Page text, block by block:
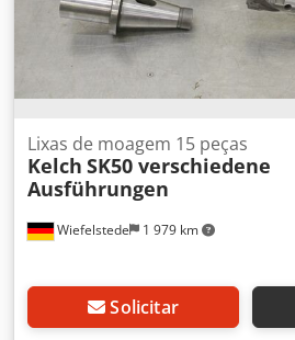
Wiefelstede 1 979 km
Lixas de moagem 15 peças
Kelch SK50 verschiedene
Ausführungen
Solicitar